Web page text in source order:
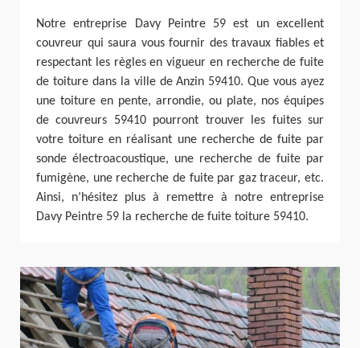
Notre entreprise Davy Peintre 59 est un excellent
couvreur qui saura vous fournir des travaux fiables et
respectant les règles en vigueur en recherche de fuite
de toiture dans la ville de Anzin 59410. Que vous ayez
une toiture en pente, arrondie, ou plate, nos équipes
de couvreurs 59410 pourront trouver les fuites sur
votre toiture en réalisant une recherche de fuite par
sonde électroacoustique, une recherche de fuite par
fumigène, une recherche de fuite par gaz traceur, etc.
Ainsi, n’hésitez plus à remettre à notre entreprise
Davy Peintre 59 la recherche de fuite toiture 59410.